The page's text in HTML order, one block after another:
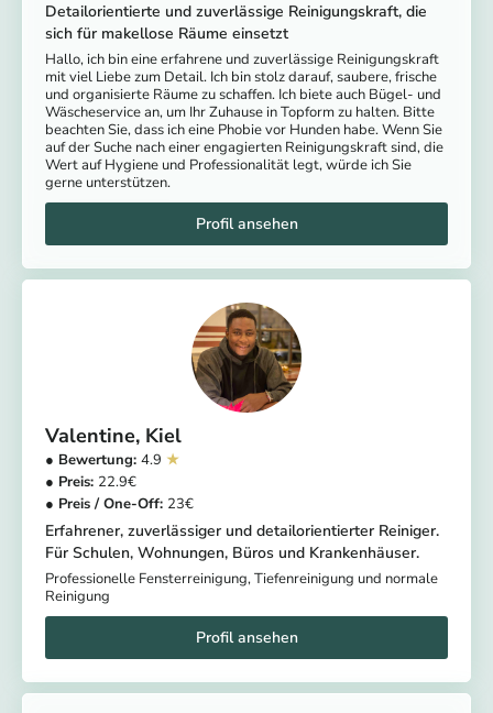
Detailorientierte und zuverlässige Reinigungskraft, die
sich für makellose Räume einsetzt
Hallo, ich bin eine erfahrene und zuverlässige Reinigungskraft
mit viel Liebe zum Detail. Ich bin stolz darauf, saubere, frische
und organisierte Räume zu schaffen. Ich biete auch Bügel- und
Wäscheservice an, um Ihr Zuhause in Topform zu halten. Bitte
beachten Sie, dass ich eine Phobie vor Hunden habe. Wenn Sie
auf der Suche nach einer engagierten Reinigungskraft sind, die
Wert auf Hygiene und Professionalität legt, würde ich Sie
gerne unterstützen.
Valentine Kiel
4.9
22.9
23
Erfahrener, zuverlässiger und detailorientierter Reiniger.
Für Schulen, Wohnungen, Büros und Krankenhäuser.
Professionelle Fensterreinigung, Tiefenreinigung und normale
Reinigung